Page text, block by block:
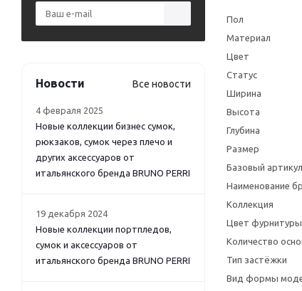
Пол
Материал
Цвет
Статус
Ширина
Высота
Глубина
Размер
Базовый артикул
Наименование
Коллекция
Цвет фурнитуры
Количество
Тип застёжки
Вид формы
Новости Все новости
4 февраля 2025
Новые коллекции бизнес сумок,
рюкзаков, сумок через плечо и
других аксессуаров от
итальянского бренда BRUNO PERRI
19 декабря 2024
Новые коллекции портпледов,
сумок и аксессуаров от
итальянского бренда BRUNO PERRI